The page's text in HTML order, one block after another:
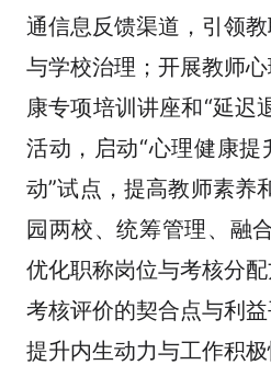
通信息反馈渠道，引领
与学校治理；开展教师
康专项培训讲座和“延迟
活动，启动“心理健康
动”试点，提高教师素养
园两校、统筹管理、融
优化职称岗位与考核分
考核评价的契合点与利
提升内生动力与工作积